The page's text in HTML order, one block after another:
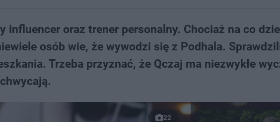
influencer oraz trener personalny. Chociaż na co
osób wie, że wywodzi się z Podhala.
Trzeba przyznać, że Qczaj ma niezwykłe
22